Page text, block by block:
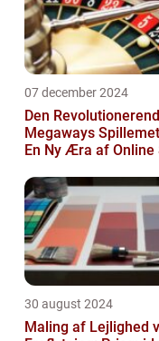
07 december 2024
Den
Megaways
En Ny Æra af Online
30 august 2024
Maling af Lejlighed